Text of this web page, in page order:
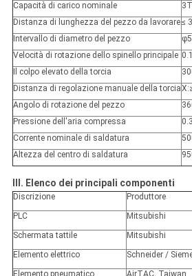
Capacità di carico nominale
3T
Distanza di lunghezza del pezzo da lavorare≤
Intervallo di diametro del pezzo
Velocità di rotazione dello spinello principale
Il colpo elevato della torcia
Distanza di regolazione manuale della torcia
Angolo di rotazione del pezzo
Pressione dell'aria compressa
Corrente nominale di saldatura
Altezza del centro di saldatura
III. Elenco dei principali componenti
Discrizione
Produttore
PLC
Mitsubishi
Schermata tattile
Mitsubishi
Elemento elettrico
Schneider /